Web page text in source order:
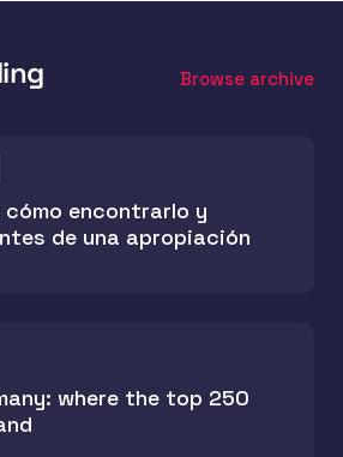
Browse archive
cómo encontrarlo y
de una apropiación
where the top 250